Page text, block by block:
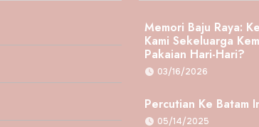
Memori Baju Raya:
Kami Sekeluarga
Pakaian Hari-Hari?
03/16/2026
Percutian Ke Batam
05/14/2025